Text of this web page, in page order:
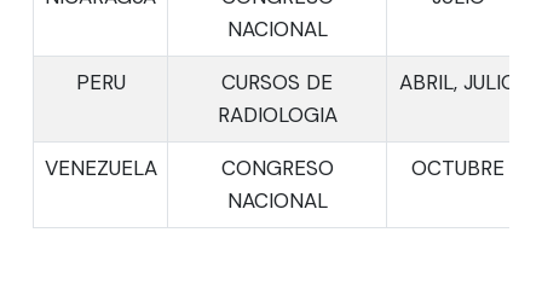
NACIONAL
PERU
CURSOS DE
RADIOLOGIA
ABRIL, JULIO
VENEZUELA
CONGRESO
NACIONAL
OCTUBRE